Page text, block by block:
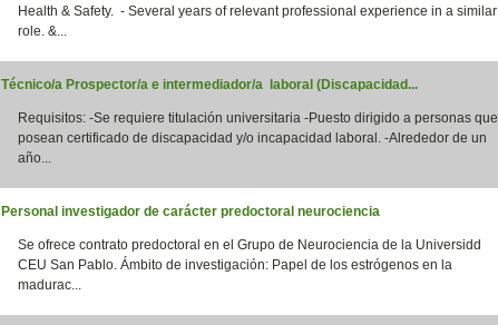
Health & Safety. - Several years of relevant professional experience in a similar
role. &...
Técnico/a Prospector/a e intermediador/a laboral (Discapacidad...
Requisitos: -Se requiere titulación universitaria -Puesto dirigido a personas que
posean certificado de discapacidad y/o incapacidad laboral. -Alrededor de un
año...
Personal investigador de carácter predoctoral neurociencia
Se ofrece contrato predoctoral en el Grupo de Neurociencia de la Universidd
CEU San Pablo. Ámbito de investigación: Papel de los estrógenos en la
madurac...